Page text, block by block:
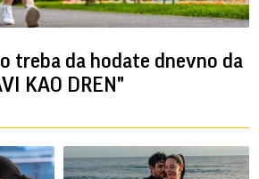
treba da hodate dnevno da
KAO DREN"